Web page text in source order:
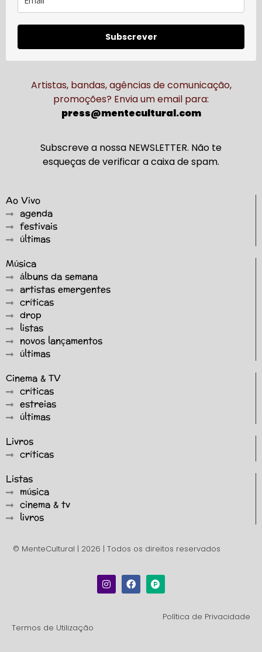
Subscrever
Artistas, bandas, agências de comunicação,
promoções? Envia um email para:
press@mentecultural.com
Subscreve a nossa NEWSLETTER. Não te
esqueças de verificar a caixa de spam.
Ao Vivo
agenda
festivais
últimas
Música
álbuns da semana
artistas emergentes
críticas
drop
listas
novos lançamentos
últimas
Cinema & TV
críticas
estreias
últimas
Livros
críticas
Listas
música
cinema & tv
livros
© MenteCultural | 2026 | Todos os direitos reservados
Política de Privacidade
Termos de Utilização